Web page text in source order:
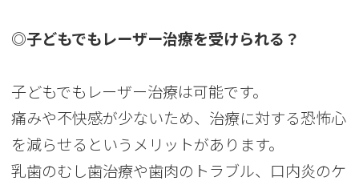
◎子どもでもレーザー治療を受けられる？
子どもでもレーザー治療は可能です。
痛みや不快感が少ないため、治療に対する恐怖心
を減らせるというメリットがあります。
乳歯のむし歯治療や歯肉のトラブル、口内炎のケ